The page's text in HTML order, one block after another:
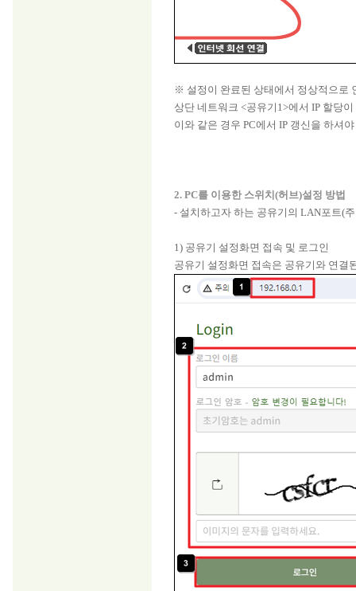
※ 설정이 완료된 상태에서 정상적으로
상단 네트워크 <공유기1>에서 IP 할당
이와 같은 경우 PC에서 IP 갱신을 하셔
2. PC를 이용한 스위치(허브)설정 방법
- 설치하고자 하는 공유기의 LAN포트(
1) 공유기 설정화면 접속 및 로그인
공유기 설정화면 접속은 공유기와 연